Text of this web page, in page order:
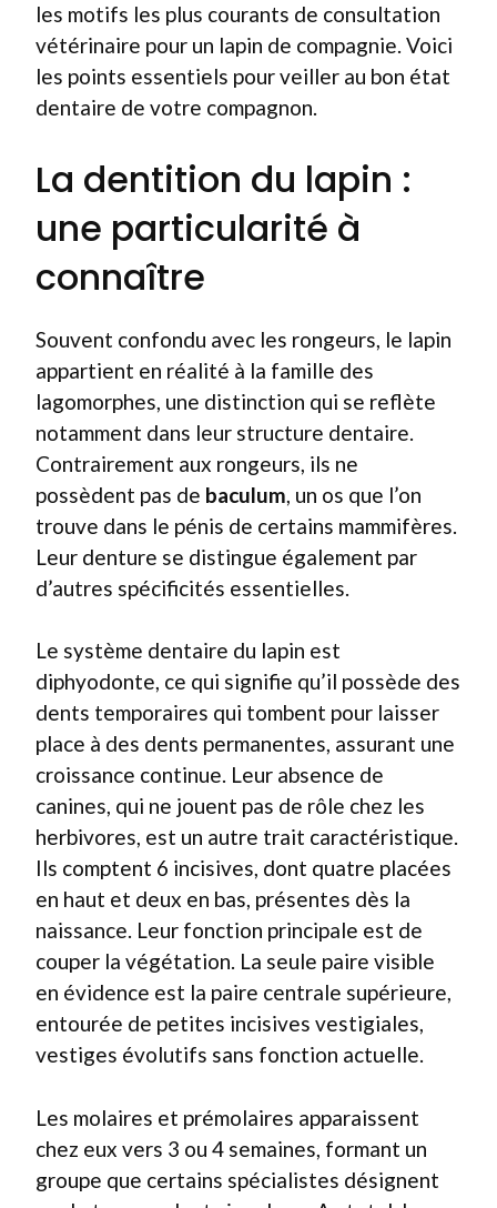
les motifs les plus courants de consultation
vétérinaire pour un lapin de compagnie. Voici
les points essentiels pour veiller au bon état
dentaire de votre compagnon.
La dentition du lapin :
une particularité à
connaître
Souvent confondu avec les rongeurs, le lapin
appartient en réalité à la famille des
lagomorphes, une distinction qui se reflète
notamment dans leur structure dentaire.
Contrairement aux rongeurs, ils ne
possèdent pas de baculum , un os que l’on
trouve dans le pénis de certains mammifères.
Leur denture se distingue également par
d’autres spécificités essentielles.
Le système dentaire du lapin est
diphyodonte, ce qui signifie qu’il possède des
dents temporaires qui tombent pour laisser
place à des dents permanentes, assurant une
croissance continue. Leur absence de
canines, qui ne jouent pas de rôle chez les
herbivores, est un autre trait caractéristique.
Ils comptent 6 incisives, dont quatre placées
en haut et deux en bas, présentes dès la
naissance. Leur fonction principale est de
couper la végétation. La seule paire visible
en évidence est la paire centrale supérieure,
entourée de petites incisives vestigiales,
vestiges évolutifs sans fonction actuelle.
Les molaires et prémolaires apparaissent
chez eux vers 3 ou 4 semaines, formant un
groupe que certains spécialistes désignent